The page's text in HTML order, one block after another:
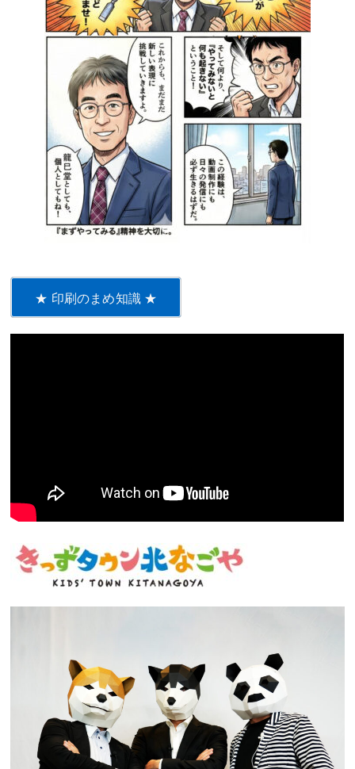
★ 印刷のまめ知識 ★